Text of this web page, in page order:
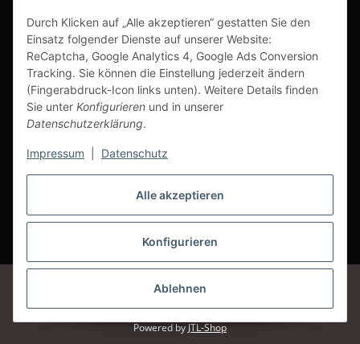
Alle akzeptieren
Konfigurieren
Ablehnen
Durch Klicken auf „Alle akzeptieren“ gestatten Sie den
Einsatz folgender Dienste auf unserer Website:
ReCaptcha, Google Analytics 4, Google Ads Conversion
Tracking. Sie können die Einstellung jederzeit ändern
(Fingerabdruck-Icon links unten). Weitere Details finden
Sie unter Konfigurieren und in unserer
Datenschutzerklärung.
Impressum Datenschutz
Vertrag widerrufen
* Alle Preise inkl. gesetzlicher USt., zzgl.Versand
Google Analytics deaktivieren Status: Opt-Out-Cookie ist nicht gesetzt
© Klettshop24.de
Powered by JTL-Shop